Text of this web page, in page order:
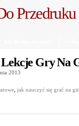
Przedruku
Gry Na
2013
jak nauczyć się grać na